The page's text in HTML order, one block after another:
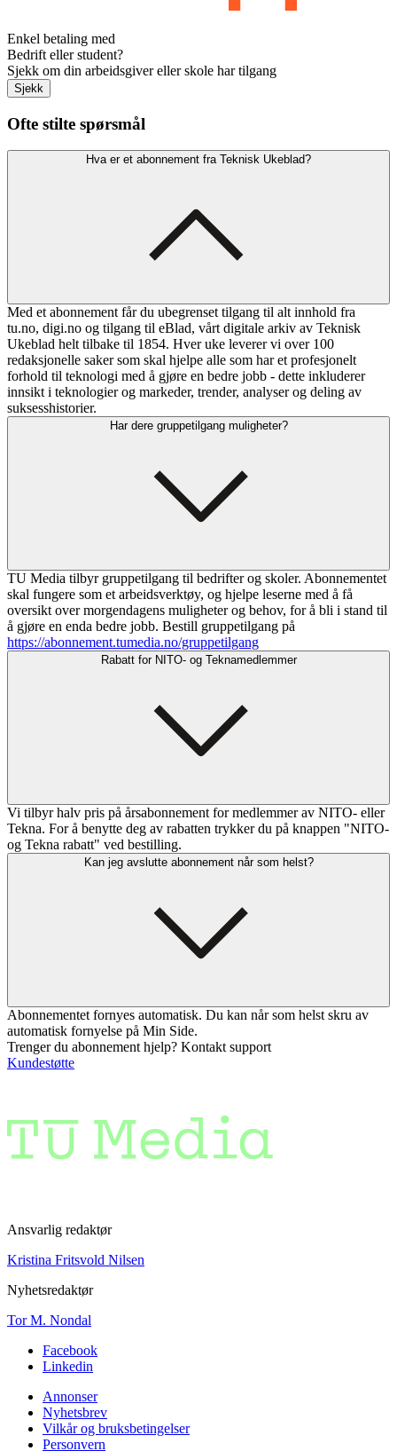
Enkel betaling med
Bedrift eller student?
Sjekk om din arbeidsgiver eller skole har tilgang
Sjekk
Ofte stilte spørsmål
Hva er et abonnement fra Teknisk Ukeblad?
Med et abonnement får du ubegrenset tilgang til alt innhold fra
tu.no, digi.no og tilgang til eBlad, vårt digitale arkiv av Teknisk
Ukeblad helt tilbake til 1854. Hver uke leverer vi over 100
redaksjonelle saker som skal hjelpe alle som har et profesjonelt
forhold til teknologi med å gjøre en bedre jobb - dette inkluderer
innsikt i teknologier og markeder, trender, analyser og deling av
suksesshistorier.
Har dere gruppetilgang muligheter?
TU Media tilbyr gruppetilgang til bedrifter og skoler. Abonnementet
skal fungere som et arbeidsverktøy, og hjelpe leserne med å få
oversikt over morgendagens muligheter og behov, for å bli i stand til
å gjøre en enda bedre jobb. Bestill gruppetilgang på
https://abonnement.tumedia.no/gruppetilgang
Rabatt for NITO- og Teknamedlemmer
Vi tilbyr halv pris på årsabonnement for medlemmer av NITO- eller
Tekna. For å benytte deg av rabatten trykker du på knappen "NITO-
og Tekna rabatt" ved bestilling.
Kan jeg avslutte abonnement når som helst?
Abonnementet fornyes automatisk. Du kan når som helst skru av
automatisk fornyelse på Min Side.
Trenger du abonnement hjelp? Kontakt support
Kundestøtte
Ansvarlig redaktør
Kristina Fritsvold Nilsen
Nyhetsredaktør
Tor M. Nondal
Facebook
Linkedin
Annonser
Nyhetsbrev
Vilkår og bruksbetingelser
Personvern